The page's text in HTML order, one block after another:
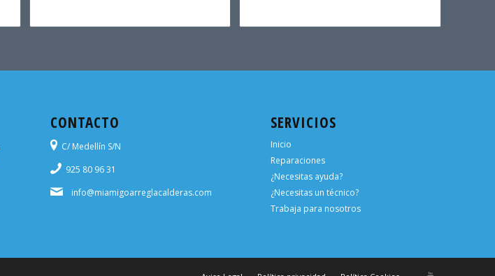
CONTACTO
C/ Medellín S/N
925 80 96 31
info@miamigoarreglacalderas.com
SERVICIOS
Inicio
Reparaciones
¿Necesitas ayuda?
¿Necesitas un técnico?
Trabaja para nosotros